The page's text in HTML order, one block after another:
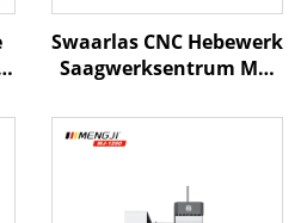
Swaarlas CNC Hebewerk
Saagwerksentrum ME-
BT-50 Vier lineêre gids